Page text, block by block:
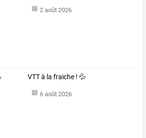
2 août 2026
VTT à la fraiche ! 💦
6 août 2026